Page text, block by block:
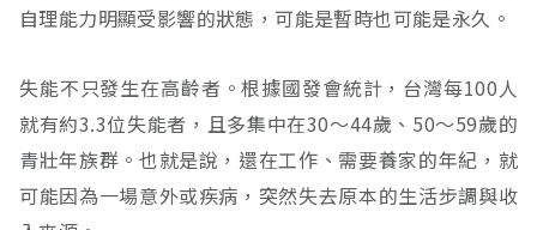
自理能力明顯受影響的狀態，可能是暫時也可能是永久。
失能不只發生在高齡者。根據國發會統計，台灣每100人
就有約3.3位失能者，且多集中在30～44歲、50～59歲的
青壯年族群。也就是說，還在工作、需要養家的年紀，就
可能因為一場意外或疾病，突然失去原本的生活步調與收